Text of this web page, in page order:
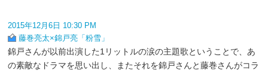
2015年12月6日 10:30 PM
藤巻亮太×錦戸亮「粉雪」
錦戸さんが以前出演した1リットルの涙の主題歌ということで、あ
の素敵なドラマを思い出し、またそれを錦戸さんと藤巻さんがコラ